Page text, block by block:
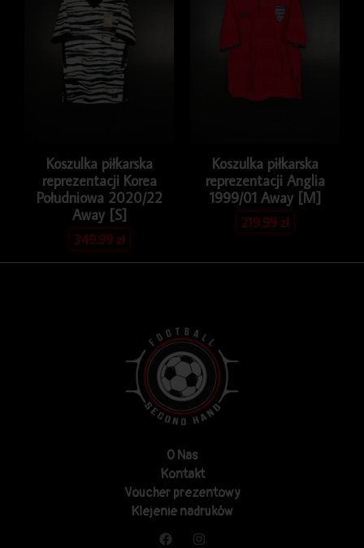
Koszulka piłkarska
reprezentacji Korea
Południowa 2020/22
Away [S]
349.99zł
Koszulka piłkarska
reprezentacji Anglia
1999/01 Away [M]
219.99zł
O Nas
Kontakt
Voucher prezentowy
Klejenie nadruków